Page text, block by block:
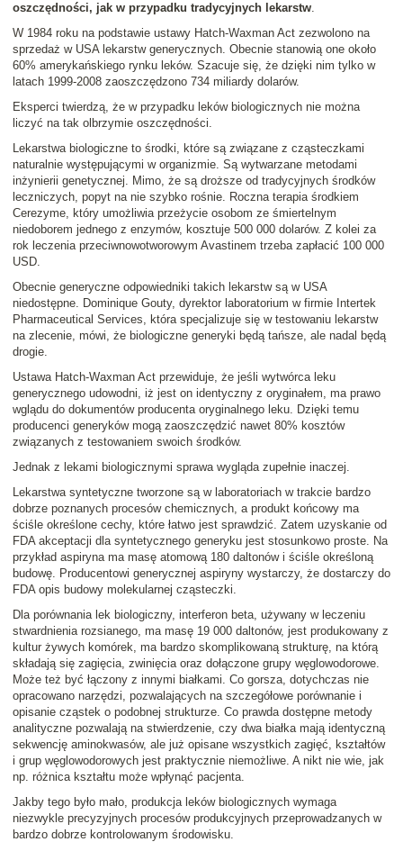
oszczędności, jak w przypadku tradycyjnych lekarstw.
W 1984 roku na podstawie ustawy Hatch-Waxman Act zezwolono na
sprzedaż w USA lekarstw generycznych. Obecnie stanowią one około
60% amerykańskiego rynku leków. Szacuje się, że dzięki nim tylko w
latach 1999-2008 zaoszczędzono 734 miliardy dolarów.
Eksperci twierdzą, że w przypadku leków biologicznych nie można
liczyć na tak olbrzymie oszczędności.
Lekarstwa biologiczne to środki, które są związane z cząsteczkami
naturalnie występującymi w organizmie. Są wytwarzane metodami
inżynierii genetycznej. Mimo, że są droższe od tradycyjnych środków
leczniczych, popyt na nie szybko rośnie. Roczna terapia środkiem
Cerezyme, który umożliwia przeżycie osobom ze śmiertelnym
niedoborem jednego z enzymów, kosztuje 500 000 dolarów. Z kolei za
rok leczenia przeciwnowotworowym Avastinem trzeba zapłacić 100 000
USD.
Obecnie generyczne odpowiedniki takich lekarstw są w USA
niedostępne. Dominique Gouty, dyrektor laboratorium w firmie Intertek
Pharmaceutical Services, która specjalizuje się w testowaniu lekarstw
na zlecenie, mówi, że biologiczne generyki będą tańsze, ale nadal będą
drogie.
Ustawa Hatch-Waxman Act przewiduje, że jeśli wytwórca leku
generycznego udowodni, iż jest on identyczny z oryginałem, ma prawo
wglądu do dokumentów producenta oryginalnego leku. Dzięki temu
producenci generyków mogą zaoszczędzić nawet 80% kosztów
związanych z testowaniem swoich środków.
Jednak z lekami biologicznymi sprawa wygląda zupełnie inaczej.
Lekarstwa syntetyczne tworzone są w laboratoriach w trakcie bardzo
dobrze poznanych procesów chemicznych, a produkt końcowy ma
ściśle określone cechy, które łatwo jest sprawdzić. Zatem uzyskanie od
FDA akceptacji dla syntetycznego generyku jest stosunkowo proste. Na
przykład aspiryna ma masę atomową 180 daltonów i ściśle określoną
budowę. Producentowi generycznej aspiryny wystarczy, że dostarczy do
FDA opis budowy molekularnej cząsteczki.
Dla porównania lek biologiczny, interferon beta, używany w leczeniu
stwardnienia rozsianego, ma masę 19 000 daltonów, jest produkowany z
kultur żywych komórek, ma bardzo skomplikowaną strukturę, na którą
składają się zagięcia, zwinięcia oraz dołączone grupy węglowodorowe.
Może też być łączony z innymi białkami. Co gorsza, dotychczas nie
opracowano narzędzi, pozwalających na szczegółowe porównanie i
opisanie cząstek o podobnej strukturze. Co prawda dostępne metody
analityczne pozwalają na stwierdzenie, czy dwa białka mają identyczną
sekwencję aminokwasów, ale już opisane wszystkich zagięć, kształtów
i grup węglowodorowych jest praktycznie niemożliwe. A nikt nie wie, jak
np. różnica kształtu może wpłynąć pacjenta.
Jakby tego było mało, produkcja leków biologicznych wymaga
niezwykle precyzyjnych procesów produkcyjnych przeprowadzanych w
bardzo dobrze kontrolowanym środowisku.